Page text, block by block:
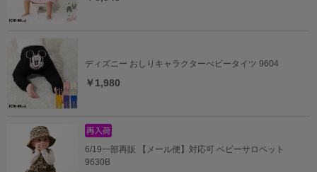
ディズニー おしりキャラクターべビータイツ 9604
￥1,980
6/19一部再販 【メール便】対応可 ベビーサロペット
9630B